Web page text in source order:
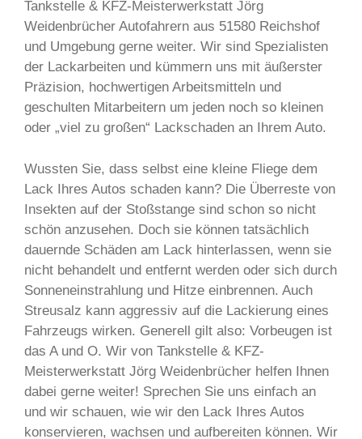
Tankstelle & KFZ-Meisterwerkstatt Jörg
Weidenbrücher Autofahrern aus 51580 Reichshof
und Umgebung gerne weiter. Wir sind Spezialisten
der Lackarbeiten und kümmern uns mit äußerster
Präzision, hochwertigen Arbeitsmitteln und
geschulten Mitarbeitern um jeden noch so kleinen
oder „viel zu großen“ Lackschaden an Ihrem Auto.
Wussten Sie, dass selbst eine kleine Fliege dem
Lack Ihres Autos schaden kann? Die Überreste von
Insekten auf der Stoßstange sind schon so nicht
schön anzusehen. Doch sie können tatsächlich
dauernde Schäden am Lack hinterlassen, wenn sie
nicht behandelt und entfernt werden oder sich durch
Sonneneinstrahlung und Hitze einbrennen. Auch
Streusalz kann aggressiv auf die Lackierung eines
Fahrzeugs wirken. Generell gilt also: Vorbeugen ist
das A und O. Wir von Tankstelle & KFZ-
Meisterwerkstatt Jörg Weidenbrücher helfen Ihnen
dabei gerne weiter! Sprechen Sie uns einfach an
und wir schauen, wie wir den Lack Ihres Autos
konservieren, wachsen und aufbereiten können. Wir